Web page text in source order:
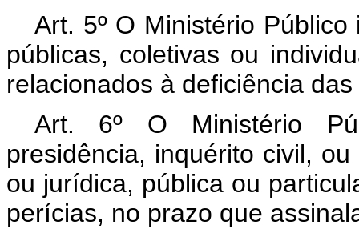
Art. 5º O Ministério
públicas, coletivas ou
relacionados à deficiência
Art. 6º O Ministério
presidência, inquérito civil,
ou jurídica, pública ou
perícias, no prazo que